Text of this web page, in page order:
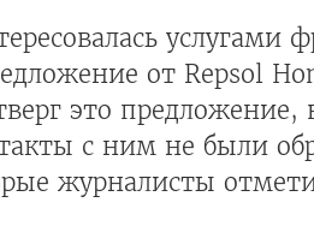
услугами
от Repsol
это
с ним не были
журналисты